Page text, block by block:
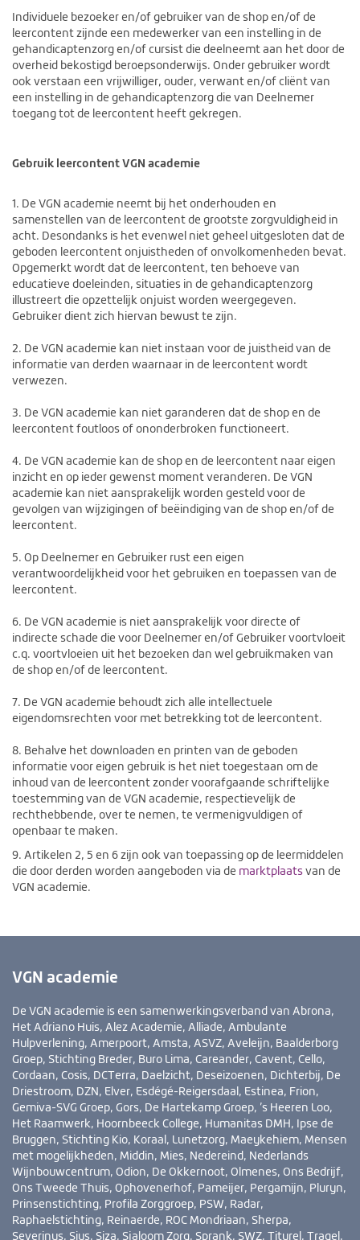
Individuele bezoeker en/of gebruiker van de shop en/of de
leercontent zijnde een medewerker van een instelling in de
gehandicaptenzorg en/of cursist die deelneemt aan het door de
overheid bekostigd beroepsonderwijs. Onder gebruiker wordt
ook verstaan een vrijwilliger, ouder, verwant en/of cliënt van
een instelling in de gehandicaptenzorg die van Deelnemer
toegang tot de leercontent heeft gekregen.
Gebruik leercontent VGN academie
1. De VGN academie neemt bij het onderhouden en
samenstellen van de leercontent de grootste zorgvuldigheid in
acht. Desondanks is het evenwel niet geheel uitgesloten dat de
geboden leercontent onjuistheden of onvolkomenheden bevat.
Opgemerkt wordt dat de leercontent, ten behoeve van
educatieve doeleinden, situaties in de gehandicaptenzorg
illustreert die opzettelijk onjuist worden weergegeven.
Gebruiker dient zich hiervan bewust te zijn.
2. De VGN academie kan niet instaan voor de juistheid van de
informatie van derden waarnaar in de leercontent wordt
verwezen.
3. De VGN academie kan niet garanderen dat de shop en de
leercontent foutloos of ononderbroken functioneert.
4. De VGN academie kan de shop en de leercontent naar eigen
inzicht en op ieder gewenst moment veranderen. De VGN
academie kan niet aansprakelijk worden gesteld voor de
gevolgen van wijzigingen of beëindiging van de shop en/of de
leercontent.
5. Op Deelnemer en Gebruiker rust een eigen
verantwoordelijkheid voor het gebruiken en toepassen van de
leercontent.
6. De VGN academie is niet aansprakelijk voor directe of
indirecte schade die voor Deelnemer en/of Gebruiker voortvloeit
c.q. voortvloeien uit het bezoeken dan wel gebruikmaken van
de shop en/of de leercontent.
7. De VGN academie behoudt zich alle intellectuele
eigendomsrechten voor met betrekking tot de leercontent.
8. Behalve het downloaden en printen van de geboden
informatie voor eigen gebruik is het niet toegestaan om de
inhoud van de leercontent zonder voorafgaande schriftelijke
toestemming van de VGN academie, respectievelijk de
rechthebbende, over te nemen, te vermenigvuldigen of
openbaar te maken.
9. Artikelen 2, 5 en 6 zijn ook van toepassing op de leermiddelen
die door derden worden aangeboden via de marktplaats van de
VGN academie.
VGN academie
De VGN academie is een samenwerkingsverband van Abrona,
Het Adriano Huis, Alez Academie, Alliade, Ambulante
Hulpverlening, Amerpoort, Amsta, ASVZ, Aveleijn, Baalderborg
Groep, Stichting Breder, Buro Lima, Careander, Cavent, Cello,
Cordaan, Cosis, DCTerra, Daelzicht, Deseizoenen, Dichterbij, De
Driestroom, DZN, Elver, Esdégé-Reigersdaal, Estinea, Frion,
Gemiva-SVG Groep, Gors, De Hartekamp Groep, ’s Heeren Loo,
Het Raamwerk, Hoornbeeck College, Humanitas DMH, Ipse de
Bruggen, Stichting Kio, Koraal, Lunetzorg, Maeykehiem, Mensen
met mogelijkheden, Middin, Mies, Nedereind, Nederlands
Wijnbouwcentrum, Odion, De Okkernoot, Olmenes, Ons Bedrijf,
Ons Tweede Thuis, Ophovenerhof, Pameijer, Pergamijn, Pluryn,
Prinsenstichting, Profila Zorggroep, PSW, Radar,
Raphaelstichting, Reinaerde, ROC Mondriaan, Sherpa,
Severinus, Sius, Siza, Sjaloom Zorg, Sprank, SWZ, Titurel, Tragel,